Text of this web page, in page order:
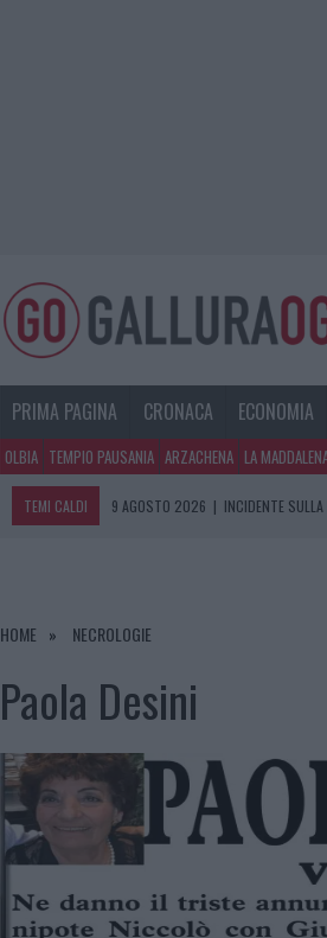
PRIMA PAGINA CRONACA ECONOMIA
OLBIA TEMPIO PAUSANIA ARZACHENA LA
TEMI CALDI 9 AGOSTO 2026 | INCIDENTE
8 AGOSTO 2026 | METEO OLBIA 9 AGOSTO,
HOME NECROLOGIE
Paola Desini